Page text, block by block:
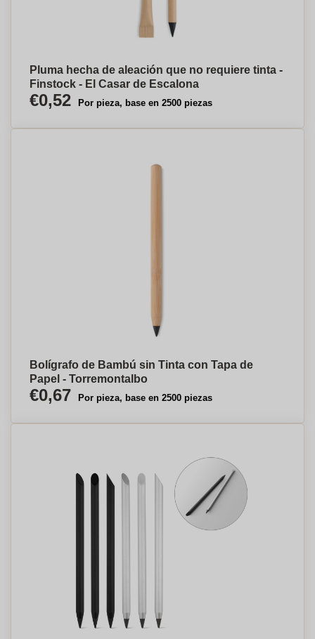
Pluma hecha de aleación que no requiere tinta -
Finstock - El Casar de Escalona
€0,52 Por pieza, base en 2500 piezas
Bolígrafo de Bambú sin Tinta con Tapa de
Papel - Torremontalbo
€0,67 Por pieza, base en 2500 piezas